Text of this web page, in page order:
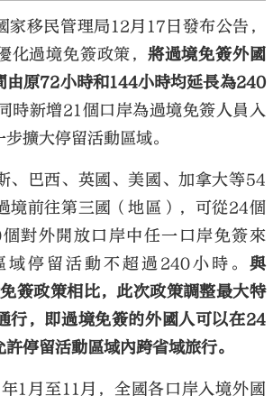
大公文匯
家移民管理局12月17日發布公告，
化過境免簽政策， 將過境免簽外國
由原72小時和144小時均延長為240
時新增21個口岸為過境免簽人員入
擴大停留活動區域。
、巴西、英國、美國、加拿大等54
境前往第三國（地區），可從24個
對外開放口岸中任一口岸免簽來
停留活動不超過240小時。 與
簽政策相比，此次政策調整最大特
行，即過境免簽的外國人可以在24
停留活動區域內跨省域旅行。
1月至11月，全國各口岸入境外國